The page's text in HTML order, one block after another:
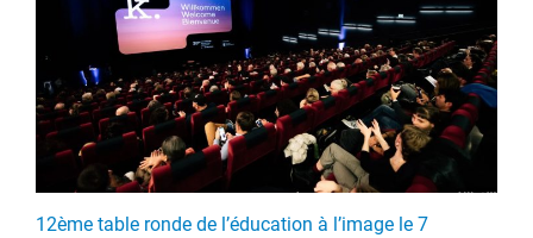
12ème table ronde de l’éducation à l’image le 7